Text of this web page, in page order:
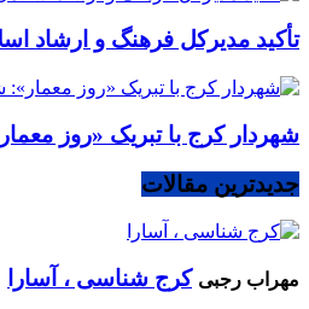
تأکید مدیرکل فرهنگ و ارشاد
شهردار کرج با تبریک «روز
جدیدترین مقالات
مهراب رجبی کرج شناسی ، آسارا